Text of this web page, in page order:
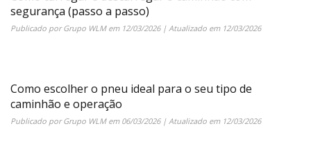
segurança (passo a passo)
Publicado porGrupo WLMem 12/03/2026| Atualizado em 12/03/2026
Como escolher o pneu ideal para o seu tipo de
caminhão e operação
Publicado porGrupo WLMem 06/03/2026| Atualizado em 12/03/2026